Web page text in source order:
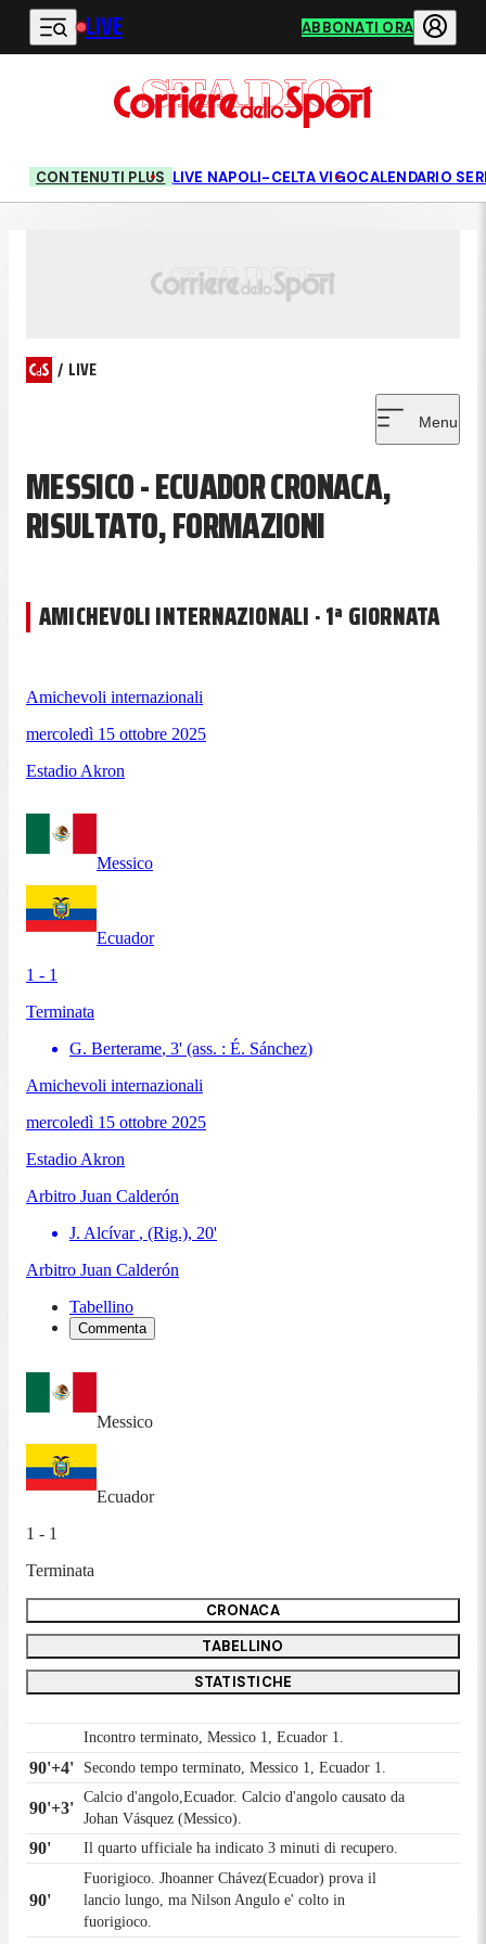
Vai al contenuto principale
LIVE ABBONATI ORA
CONTENUTI PLUS LIVE NAPOLI-CELTA VIGOCALENDARIO
/ LIVE
Menu
MESSICO - ECUADOR CRONACA,
RISULTATO, FORMAZIONI
AMICHEVOLI INTERNAZIONALI · 1ª GIORNATA
Amichevoli internazionali
mercoledì 15 ottobre 2025
Estadio Akron
Messico
Ecuador
1 - 1
Terminata
G. Berterame, 3' (ass. : É. Sánchez)
Amichevoli internazionali
mercoledì 15 ottobre 2025
Estadio Akron
Arbitro Juan Calderón
J. Alcívar , (Rig.), 20'
Arbitro Juan Calderón
Tabellino
Commenta
Messico
Ecuador
1 - 1
Terminata
CRONACA
TABELLINO
STATISTICHE
Incontro terminato, Messico 1, Ecuador 1.
90'+4' Secondo tempo terminato, Messico 1, Ecuador 1.
90'+3'
Calcio d'angolo,Ecuador. Calcio d'angolo causato da
Johan Vásquez (Messico).
90' Il quarto ufficiale ha indicato 3 minuti di recupero.
90'
Fuorigioco. Jhoanner Chávez(Ecuador) prova il
lancio lungo, ma Nilson Angulo e' colto in
fuorigioco.